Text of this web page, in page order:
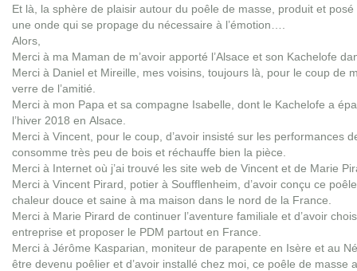
Et là, la sphère de plaisir autour du poêle de masse, produit et
une onde qui se propage du nécessaire à l’émotion….
Alors,
Merci à ma Maman de m’avoir apporté l’Alsace et son Kachelofe
Merci à Daniel et Mireille, mes voisins, toujours là, pour le coup de
verre de l’amitié.
Merci à mon Papa et sa compagne Isabelle, dont le Kachelofe a
l’hiver 2018 en Alsace.
Merci à Vincent, pour le coup, d’avoir insisté sur les performances
consomme très peu de bois et réchauffe bien la pièce.
Merci à Internet où j’ai trouvé les site web de Vincent et de Marie
Merci à Vincent Pirard, potier à Soufflenheim, d’avoir conçu ce
chaleur douce et saine à ma maison dans le nord de la France.
Merci à Marie Pirard de continuer l’aventure familiale et d’avoir
entreprise et proposer le PDM partout en France.
Merci à Jérôme Kasparian, moniteur de parapente en Isère et au
être devenu poêlier et d’avoir installé chez moi, ce poêle de masse